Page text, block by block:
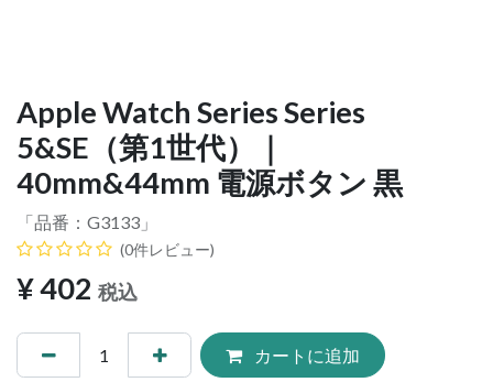
Apple Watch Series Series
5&SE（第1世代）｜
40mm&44mm 電源ボタン 黒
「品番： G3133 」
(0件レビュー)
¥402 税込
カートに追加